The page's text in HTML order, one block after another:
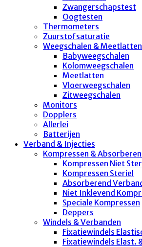
Zwangerschapstest
Oogtesten
Thermometers
Zuurstofsaturatie
Weegschalen & Meetlatten
Babyweegschalen
Kolomweegschalen
Meetlatten
Vloerweegschalen
Zitweegschalen
Monitors
Dopplers
Allerlei
Batterijen
Verband & Injecties
Kompressen &
Kompressen Niet
Kompressen Steriel
Absorberend
Niet Inklevend
Speciale Kompressen
Deppers
Windels & Verbanden
Fixatiewindels
Fixatiewindels Elast.